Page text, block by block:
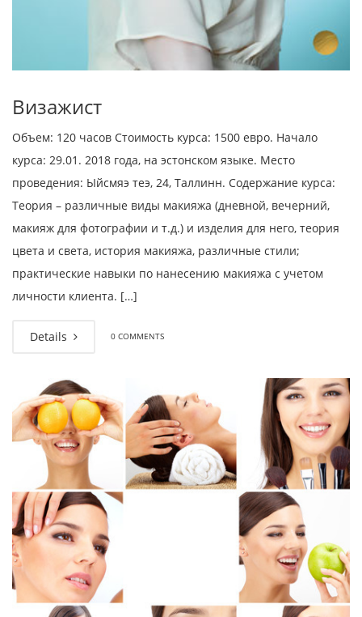
Визажист
Объем: 120 часов Стоимость курса: 1500 евро. Начало
курса: 29.01. 2018 года, на эстонском языке. Место
проведения: Ыйсмяэ теэ, 24, Таллинн. Содержание курса:
Теория – различные виды макияжа (дневной, вечерний,
макияж для фотографии и т.д.) и изделия для него, теория
цвета и света, история макияжа, различные стили;
практические навыки по нанесению макияжа с учетом
личности клиента. […]
Details 0 COMMENTS